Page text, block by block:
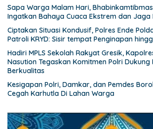
Sapa Warga Malam Hari,
Ingatkan Bahaya Cuaca Ekstrem dan Jaga
Ciptakan Situasi Kondusif, Polres Ende
Patroli KRYD: Sisir tempat Penginapan
Hadiri MPLS Sekolah Rakyat Gresik,
Nasution Tegaskan Komitmen Polri Dukung
Berkualitas
Kesigapan Polri, Damkar, dan Pemdes
Cegah Karhutla Di Lahan Warga